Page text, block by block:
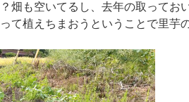
畑も空いてるし、去年の取ってお
て植えちまおうということで里芋